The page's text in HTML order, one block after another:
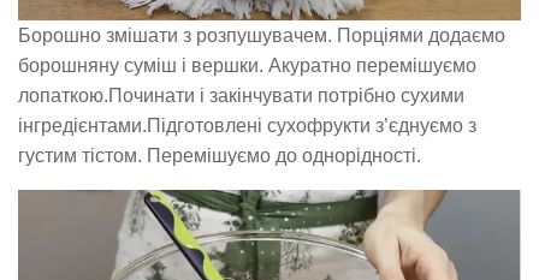
Борошно змішати з розпушувачем. Порціями додаємо
борошняну суміш і вершки. Акуратно перемішуємо
лопаткою.Починати і закінчувати потрібно сухими
інгредієнтами.Підготовлені сухофрукти з’єднуємо з
густим тістом. Перемішуємо до однорідності.